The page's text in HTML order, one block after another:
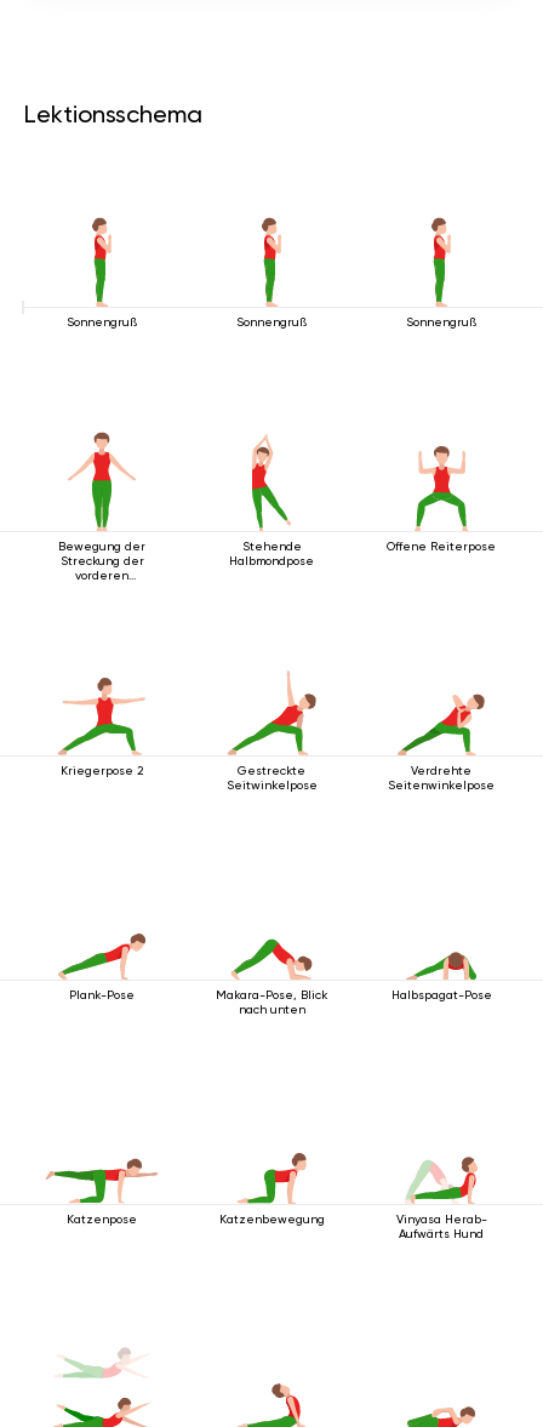
Lektionsschema
Sonnengruß Sonnengruß Sonnengruß
Bewegung der
Streckung der
vorderen
Stehende
Halbmondpose
Offene Reiterpose
Kriegerpose 2
Gestreckte
Seitwinkelpose
Verdrehte
Seitenwinkelpose
Plank-Pose
Makara-Pose, Blick
nach unten
Halbspagat-Pose
Katzenpose Katzenbewegung
Vinyasa Herab-
Aufwärts Hund